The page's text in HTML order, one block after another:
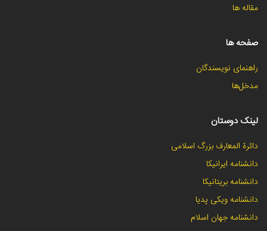
مقاله ها
صفحه ها
راهنمای نویسندگان
مدخل‌ها
لینک دوستان
دائرة المعارف بزرگ اسلامی
دانشنامه ایرانیکا
دانشنامه بریتانیکا
دانشنامه ویکی پدیا
دانشنامه جهان اسلام